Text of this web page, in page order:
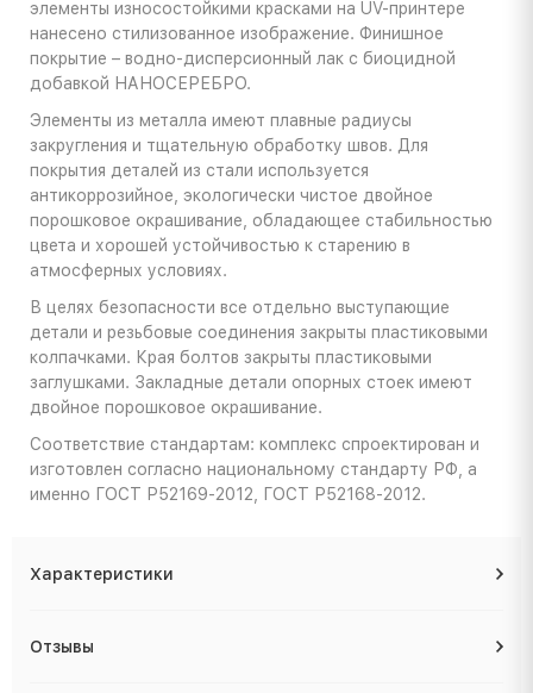
элементы износостойкими красками на UV-принтере
нанесено стилизованное изображение. Финишное
покрытие – водно-дисперсионный лак с биоцидной
добавкой НАНОСЕРЕБРО.
Элементы из металла имеют плавные радиусы
закругления и тщательную обработку швов. Для
покрытия деталей из стали используется
антикоррозийное, экологически чистое двойное
порошковое окрашивание, обладающее стабильностью
цвета и хорошей устойчивостью к старению в
атмосферных условиях.
В целях безопасности все отдельно выступающие
детали и резьбовые соединения закрыты пластиковыми
колпачками. Края болтов закрыты пластиковыми
заглушками. Закладные детали опорных стоек имеют
двойное порошковое окрашивание.
Соответствие стандартам: комплекс спроектирован и
изготовлен согласно национальному стандарту РФ, а
именно ГОСТ Р52169-2012, ГОСТ Р52168-2012.
Характеристики
Отзывы